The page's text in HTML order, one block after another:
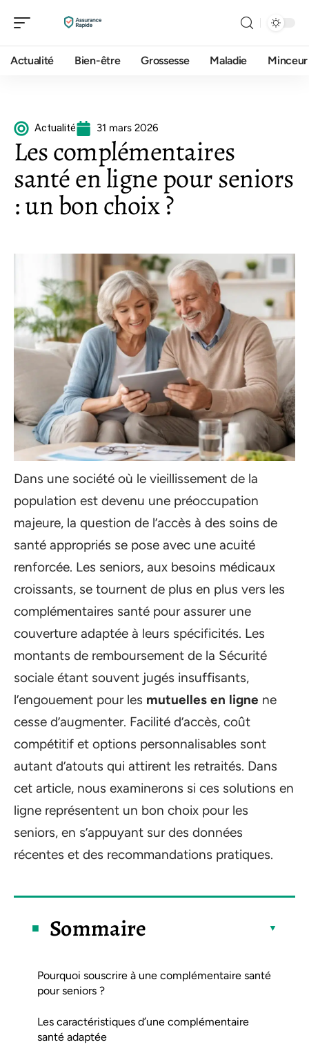
Actualité Bien-être Grossesse Maladie Minceur
Actualité 31 mars 2026
Les complémentaires
santé en ligne pour seniors
: un bon choix ?
Dans une société où le vieillissement de la
population est devenu une préoccupation
majeure, la question de l’accès à des soins de
santé appropriés se pose avec une acuité
renforcée. Les seniors, aux besoins médicaux
croissants, se tournent de plus en plus vers les
complémentaires santé pour assurer une
couverture adaptée à leurs spécificités. Les
montants de remboursement de la Sécurité
sociale étant souvent jugés insuffisants,
l’engouement pour les mutuelles en ligne ne
cesse d’augmenter. Facilité d’accès, coût
compétitif et options personnalisables sont
autant d’atouts qui attirent les retraités. Dans
cet article, nous examinerons si ces solutions en
ligne représentent un bon choix pour les
seniors, en s’appuyant sur des données
récentes et des recommandations pratiques.
Sommaire
Pourquoi souscrire à une complémentaire santé
pour seniors ?
Les caractéristiques d’une complémentaire
santé adaptée